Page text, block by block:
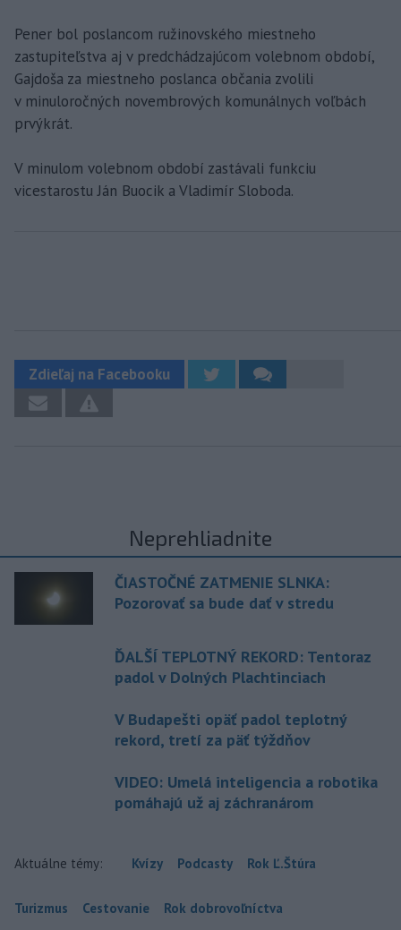
Pener bol poslancom ružinovského miestneho
zastupiteľstva aj v predchádzajúcom volebnom období,
Gajdoša za miestneho poslanca občania zvolili
v minuloročných novembrových komunálnych voľbách
prvýkrát.
V minulom volebnom období zastávali funkciu
vicestarostu Ján Buocik a Vladimír Sloboda.
Zdieľaj na Facebooku
Neprehliadnite
ČIASTOČNÉ ZATMENIE SLNKA:
Pozorovať sa bude dať v stredu
ĎALŠÍ TEPLOTNÝ REKORD: Tentoraz
padol v Dolných Plachtinciach
V Budapešti opäť padol teplotný
rekord, tretí za päť týždňov
VIDEO: Umelá inteligencia a robotika
pomáhajú už aj záchranárom
Aktuálne témy: Kvízy Podcasty Rok Ľ.Štúra
Turizmus Cestovanie Rok dobrovoľníctva